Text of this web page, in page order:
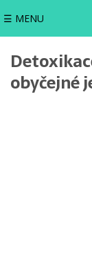
☰ MENU
obyčejné